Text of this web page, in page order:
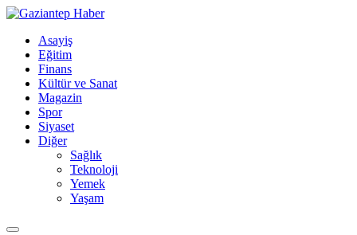
Asayiş
Eğitim
Finans
Kültür ve Sanat
Magazin
Spor
Siyaset
Diğer
Sağlık
Teknoloji
Yemek
Yaşam